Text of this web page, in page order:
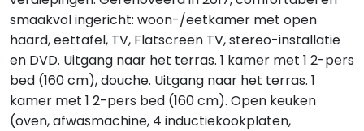
smaakvol ingericht: woon-/eetkamer met open
haard, eettafel, TV, Flatscreen TV, stereo-installatie
en DVD. Uitgang naar het terras. 1 kamer met 1 2-pers
bed (160 cm), douche. Uitgang naar het terras. 1
kamer met 1 2-pers bed (160 cm). Open keuken
(oven, afwasmachine, 4 inductiekookplaten,